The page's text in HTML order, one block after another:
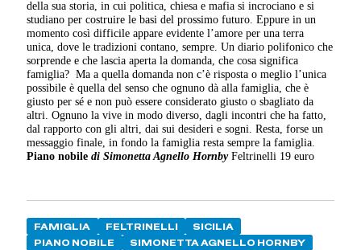
della sua storia, in cui politica, chiesa e mafia si incrociano e si
studiano per costruire le basi del prossimo futuro. Eppure in un
momento così difficile appare evidente l’amore per una terra
unica, dove le tradizioni contano, sempre. Un diario polifonico che
sorprende e che lascia aperta la domanda, che cosa significa
famiglia? Ma a quella domanda non c’è risposta o meglio l’unica
possibile è quella del senso che ognuno dà alla famiglia, che è
giusto per sé e non può essere considerato giusto o sbagliato da
altri. Ognuno la vive in modo diverso, dagli incontri che ha fatto,
dal rapporto con gli altri, dai sui desideri e sogni. Resta, forse un
messaggio finale, in fondo la famiglia resta sempre la famiglia.
Piano nobile di Simonetta Agnello HornbyFeltrinelli 19 euro
FAMIGLIA FELTRINELLI
SICILIA
PIANO NOBILE
SIMONETTA AGNELLO HORNBY